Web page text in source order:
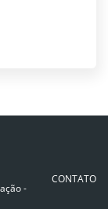
-
CONTATO